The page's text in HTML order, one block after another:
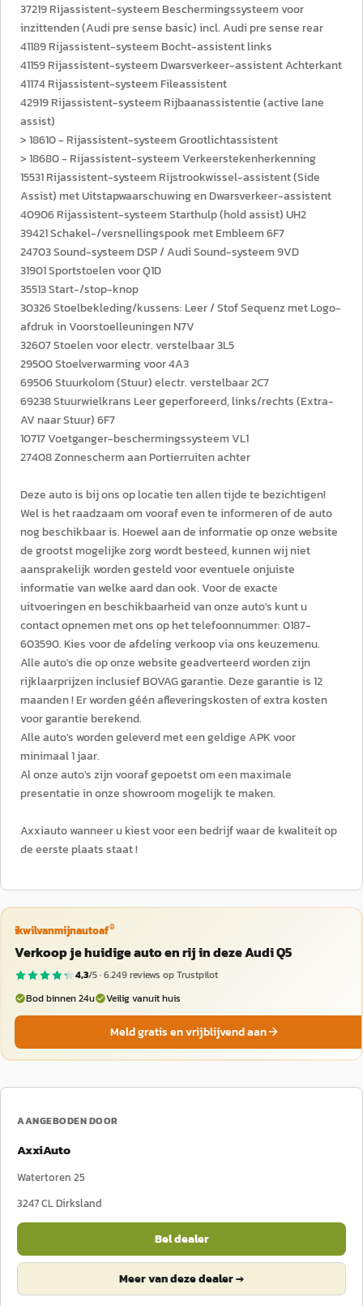
37219 Rijassistent-systeem Beschermingssysteem voor
inzittenden (Audi pre sense basic) incl. Audi pre sense rear
41189 Rijassistent-systeem Bocht-assistent links
41159 Rijassistent-systeem Dwarsverkeer-assistent Achterkant
41174 Rijassistent-systeem Fileassistent
42919 Rijassistent-systeem Rijbaanassistentie (active lane
assist)
> 18610 - Rijassistent-systeem Grootlichtassistent
> 18680 - Rijassistent-systeem Verkeerstekenherkenning
15531 Rijassistent-systeem Rijstrookwissel-assistent (Side
Assist) met Uitstapwaarschuwing en Dwarsverkeer-assistent
40906 Rijassistent-systeem Starthulp (hold assist) UH2
39421 Schakel-/versnellingspook met Embleem 6F7
24703 Sound-systeem DSP / Audi Sound-systeem 9VD
31901 Sportstoelen voor Q1D
35513 Start-/stop-knop
30326 Stoelbekleding/kussens: Leer / Stof Sequenz met Logo-
afdruk in Voorstoelleuningen N7V
32607 Stoelen voor electr. verstelbaar 3L5
29500 Stoelverwarming voor 4A3
69506 Stuurkolom (Stuur) electr. verstelbaar 2C7
69238 Stuurwielkrans Leer geperforeerd, links/rechts (Extra-
AV naar Stuur) 6F7
10717 Voetganger-beschermingssysteem VL1
27408 Zonnescherm aan Portierruiten achter
Deze auto is bij ons op locatie ten allen tijde te bezichtigen!
Wel is het raadzaam om vooraf even te informeren of de auto
nog beschikbaar is. Hoewel aan de informatie op onze website
de grootst mogelijke zorg wordt besteed, kunnen wij niet
aansprakelijk worden gesteld voor eventuele onjuiste
informatie van welke aard dan ook. Voor de exacte
uitvoeringen en beschikbaarheid van onze auto's kunt u
contact opnemen met ons op het telefoonnummer: 0187-
603590. Kies voor de afdeling verkoop via ons keuzemenu.
Alle auto's die op onze website geadverteerd worden zijn
rijklaarprijzen inclusief BOVAG garantie. Deze garantie is 12
maanden ! Er worden géén afleveringskosten of extra kosten
voor garantie berekend.
Alle auto's worden geleverd met een geldige APK voor
minimaal 1 jaar.
Al onze auto's zijn vooraf gepoetst om een maximale
presentatie in onze showroom mogelijk te maken.
Axxiauto wanneer u kiest voor een bedrijf waar de kwaliteit op
de eerste plaats staat !
ikwilvanmijnautoaf®
Verkoop je huidige auto en rij in deze Audi Q5
4,3/5 ·6.249reviews op Trustpilot
Bod binnen 24u
Veilig vanuit huis
Meld gratis en vrijblijvend aan
AANGEBODEN DOOR
AxxiAuto
Watertoren 25
3247 CLDirksland
Bel dealer
Meer van deze dealer →